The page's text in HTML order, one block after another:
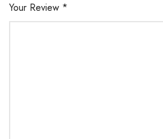
Your Review *